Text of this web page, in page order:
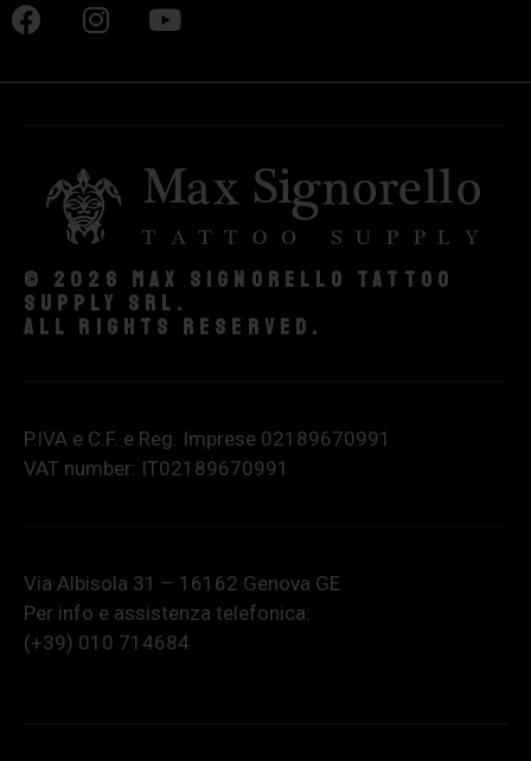
© 2026 Max Signorello Tattoo
supply srl.
All rights reserved.
P.IVA e C.F. e Reg. Imprese 02189670991
VAT number: IT02189670991
Via Albisola 31 – 16162 Genova GE
Per info e assistenza telefonica:
(+39) 010 714684